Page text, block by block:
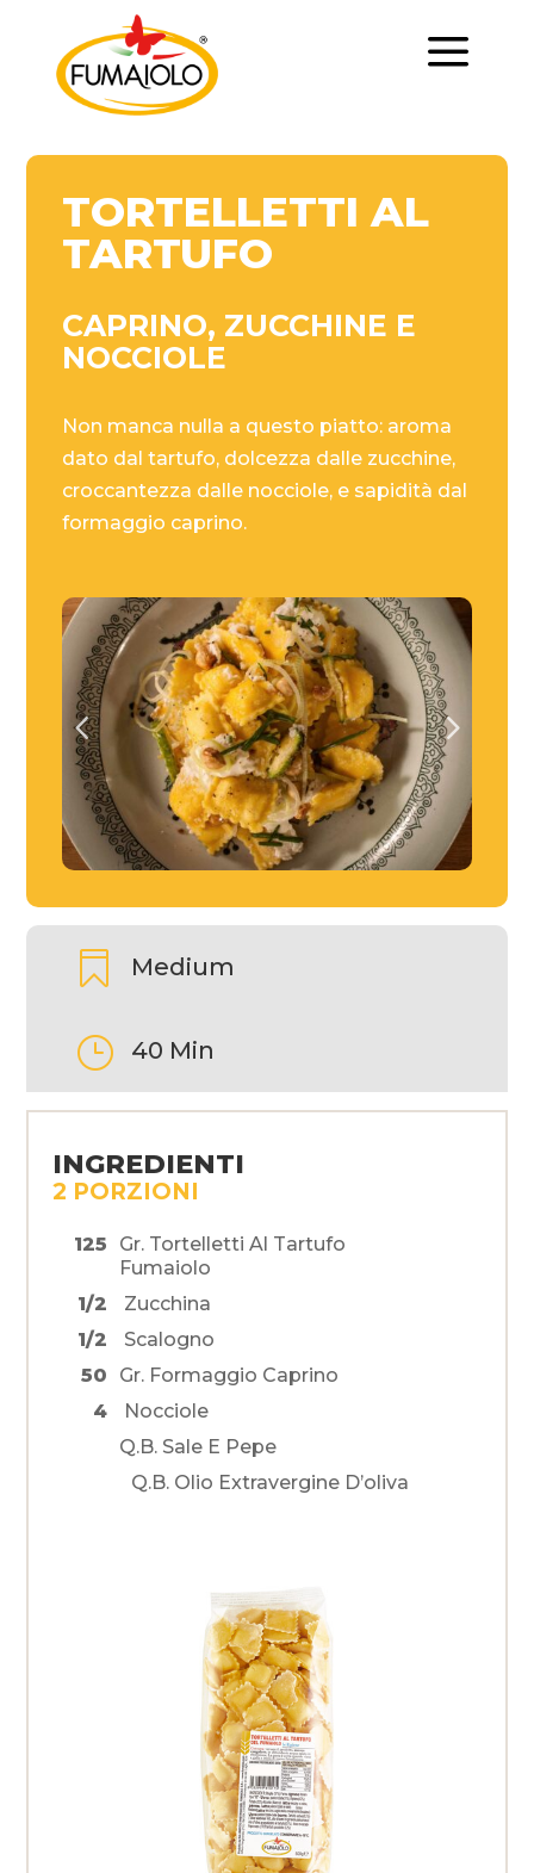
a
TORTELLETTI AL
TARTUFO
CAPRINO, ZUCCHINE E
NOCCIOLE
Non manca nulla a questo piatto: aroma
dato dal tartufo, dolcezza dalle zucchine,
croccantezza dalle nocciole, e sapidità dal
formaggio caprino.
 Medium
} 40 Min
INGREDIENTI
2 PORZIONI
125
Gr. Tortelletti Al Tartufo
Fumaiolo
1/2
Zucchina
1/2
Scalogno
50
Gr. Formaggio Caprino
4
Nocciole
Q.b. Sale E Pepe
Q.b. Olio Extravergine D’oliva